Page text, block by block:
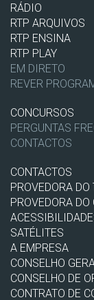
RÁDIO
RTP ARQUIVOS
RTP ENSINA
RTP PLAY
EM DIRETO
REVER
CONCURSOS
PERGUNTAS
CONTACTOS
CONTACTOS
PROVEDORA DO
PROVEDORA DO
SATÉLITES
A EMPRESA
CONSELHO
CONSELHO DE
CONTRATO DE